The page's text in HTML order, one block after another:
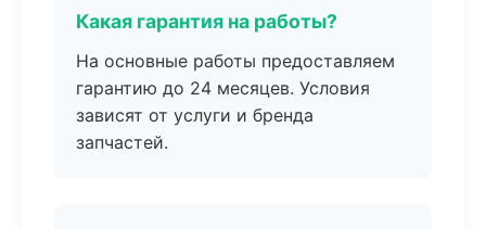
Какая гарантия на работы?
На основные работы предоставляем
гарантию до 24 месяцев. Условия
зависят от услуги и бренда
запчастей.